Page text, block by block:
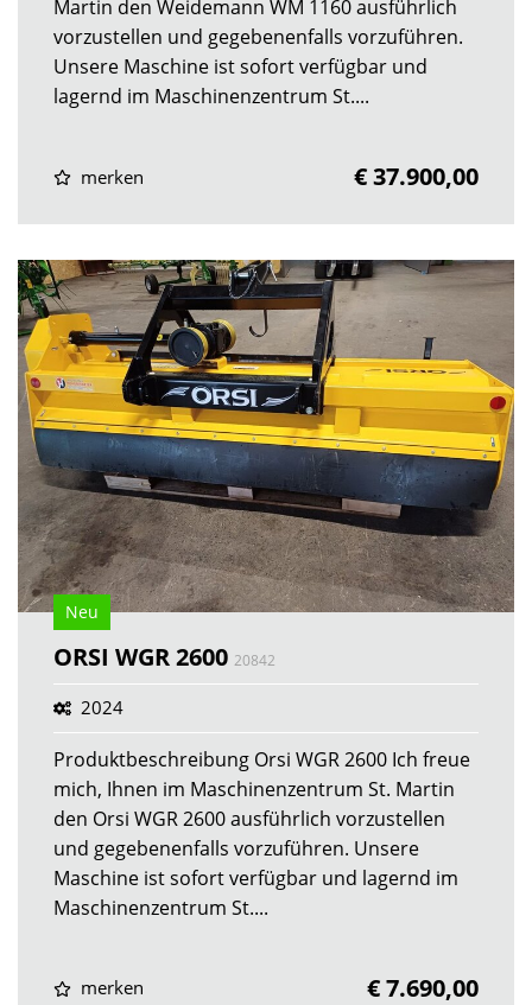
Martin den Weidemann WM 1160 ausführlich
vorzustellen und gegebenenfalls vorzuführen.
Unsere Maschine ist sofort verfügbar und
lagernd im Maschinenzentrum St....
merken € 37.900,00
Neu
ORSI WGR 2600 20842
2024
Produktbeschreibung Orsi WGR 2600 Ich freue
mich, Ihnen im Maschinenzentrum St. Martin
den Orsi WGR 2600 ausführlich vorzustellen
und gegebenenfalls vorzuführen. Unsere
Maschine ist sofort verfügbar und lagernd im
Maschinenzentrum St....
merken € 7.690,00